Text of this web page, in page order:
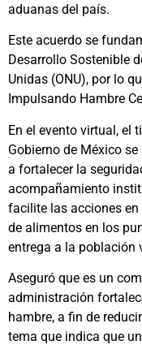
aduanas del país.
Este acuerdo se
Desarrollo Sostenible
Unidas (ONU), por lo
Impulsando Hambre
En el evento virtual, el
Gobierno de México
a fortalecer la
acompañamiento
facilite las acciones
de alimentos en los
entrega a la población
Aseguró que es un
administración
hambre, a fin de
tema que indica que